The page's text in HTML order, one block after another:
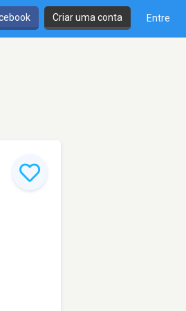
Criar uma conta Entre